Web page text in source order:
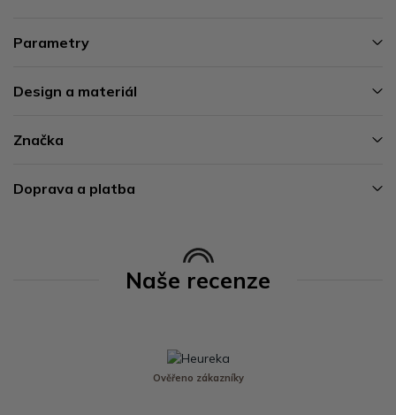
Parametry
Design a materiál
Značka
Doprava a platba
Naše recenze
Ověřeno zákazníky